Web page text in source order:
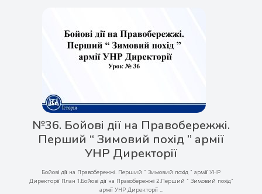
№36. Бойові дії на Правобережжі.
Перший “ Зимовий похід ” армії
УНР Директорії
Бойові дії на Правобережжі. Перший “ Зимовий похід ” армії УНР
Директорії План 1.Бойові дії на Правобережжі 2.Перший “ Зимовий похід”
армії УНР Директорії ...